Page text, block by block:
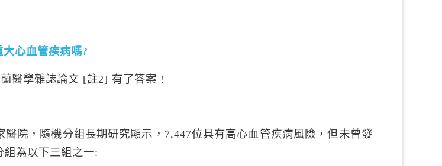
大心血管疾病嗎?
醫學雜誌論文 [註2] 有了答案 !
院，隨機分組長期研究顯示，7,447位具有高心血管疾病風險，但未曾發
組為以下三組之一: